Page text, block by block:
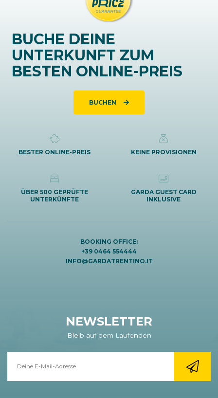
BUCHE DEINE
UNTERKUNFT ZUM
BESTEN ONLINE-PREIS
BUCHEN
BESTER ONLINE-PREIS KEINE PROVISIONEN
ÜBER 500 GEPRÜFTE
UNTERKÜNFTE
GARDA GUEST CARD
INKLUSIVE
BOOKING OFFICE:
+39 0464 554444
INFO@GARDATRENTINO.IT
NEWSLETTER
Bleib auf dem Laufenden